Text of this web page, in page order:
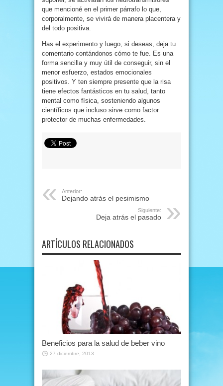
que mencioné en el primer párrafo lo que,
corporalmente, se vivirá de manera placentera y
del todo positiva.
Has el experimento y luego, si deseas, deja tu
comentario contándonos cómo te fue. Es una
forma sencilla y muy útil de conseguir, sin el
menor esfuerzo, estados emocionales
positivos. Y ten siempre presente que la risa
tiene efectos fantásticos en tu salud, tanto
mental como física, sosteniendo algunos
científicos que incluso sirve como factor
protector de muchas enfermedades.
Anterior:
Dejando atrás el pesimismo
Siguiente:
Deja atrás el pasado
ARTÍCULOS RELACIONADOS
Beneficios para la salud de beber vino
27 diciembre, 2013